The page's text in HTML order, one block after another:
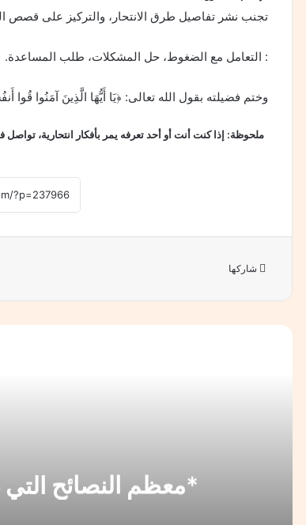
تجنب نشر تفاصيل طرق الانتحار، والتركيز على قصص
: التعامل مع الضغوط، حل المشكلات، طلب المساعدة.
وختم فضيلته بقول الله تعالى: ﴿يَا أَيُّهَا الَّذِينَ آمَنُوا قُوا
شاركها
*معظم النصائح